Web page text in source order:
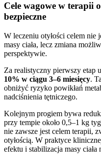
Cele wagowe w terapii
bezpieczne
W leczeniu otyłości celem nie
masy ciała, lecz zmiana
perspektywie.
Za realistyczny pierwszy etap
10% w ciągu 3–6 miesięcy.
obniżyć ryzyko powikłań
nadciśnienia tętniczego.
Kolejnym progiem bywa
przy tempie około 0,5–1 kg
nie zawsze jest celem terapii,
otyłością. W praktyce
efektu i stabilizacja masy